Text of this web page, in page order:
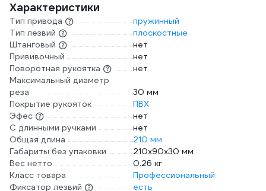
Характеристики
Тип привода
пружинный
Тип лезвий
плоскостные
Штанговый
нет
Прививочный
нет
Поворотная рукоятка
нет
Максимальный диаметр
реза
30 мм
Покрытие рукояток
ПВХ
Эфес
нет
С длинными ручками
нет
Общая длина
210 мм
Габариты без упаковки
210x90x30 мм
Вес нетто
0.26 кг
Класс товара
Профессиональный
Фиксатор лезвий
есть